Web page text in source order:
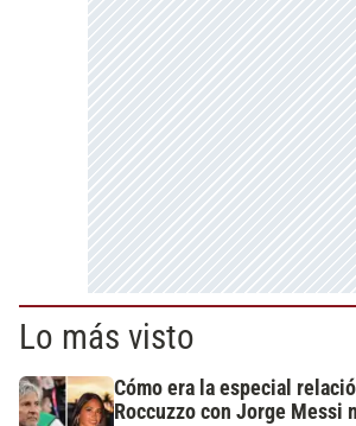
Lo más visto
Cómo era la especial
Roccuzzo con Jorge Messi